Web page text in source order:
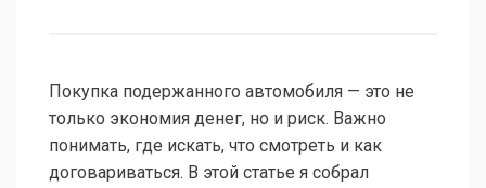
Покупка подержанного автомобиля — это не
только экономия денег, но и риск. Важно
понимать, где искать, что смотреть и как
договариваться. В этой статье я собрал